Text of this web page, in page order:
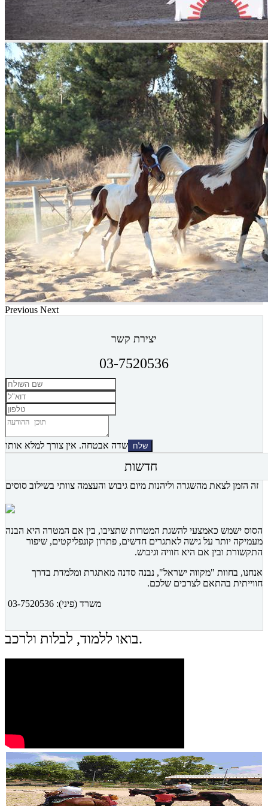
Previous Next
יצירת קשר
03-7520536
שדה אבטחה. אין צורך למלא אותו
חדשות
זה הזמן לצאת מהשגרה וליהנות מיום גיבוש והעצמה צוותי בשילוב סוסים
הסוס ישמש כאמצעי להשגת המטרות שתציבו, בין אם המטרה היא הבנה
מעמיקה יותר על גישה לאתגרים חדשים, פתרון קונפליקטים, שיפור
התקשורת ובין אם היא חוויה וגיבוש.
אנחנו, בחוות "מקווה ישראל", נבנה סדנה מאתגרת ומלמדת בדרך
חווייתית בהתאם לצרכים שלכם.
משרד (פיני): 03-7520536
החלה ההרשמה לחוגי רכיבה ספורטיבית לילדים החל מגיל 7 . התקשרו:
רכיבה טיפולית
בואו ללמוד, לבלות ולרכב.